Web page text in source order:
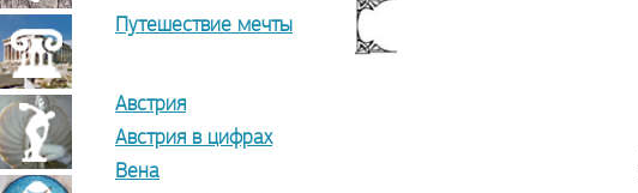
Путешествие мечты
Австрия
Австрия в цифрах
Вена
Скульптура